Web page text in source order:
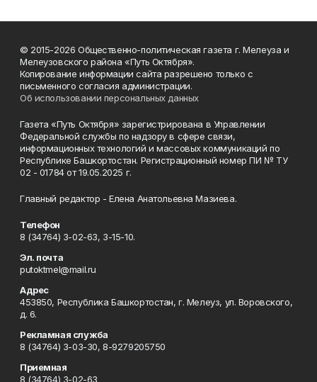
© 2015-2026 Общественно-политическая газета г. Мелеуза и
Мелеузовского района «Путь Октября».
Копирование информации сайта разрешено только с
письменного согласия администрации.
Об использовании персональных данных
Газета «Путь Октября» зарегистрирована в Управлении
Федеральной службы по надзору в сфере связи,
информационных технологий и массовых коммуникаций по
Республике Башкортостан. Регистрационный номер ПИ № ТУ
02 - 01784 от 19.05.2025 г.
Главный редактор - Елена Анатольевна Мазиева.
Телефон
8 (34764) 3-02-63, 3-15-10.
Эл. почта
putoktmel@mail.ru
Адрес
453850, Республика Башкортостан, г. Мелеуз, ул. Воровского,
д. 6.
Рекламная служба
8 (34764) 3-03-30, 8-9279205750
Приемная
8 (34764) 3-02-63